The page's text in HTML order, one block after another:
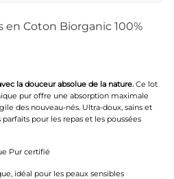
en Coton Biorganic 100%
la douceur absolue de la nature. Ce lot
pur offre une absorption maximale
des nouveau-nés. Ultra-doux, sains et
pour les repas et les poussées
Pur certifié
idéal pour les peaux sensibles